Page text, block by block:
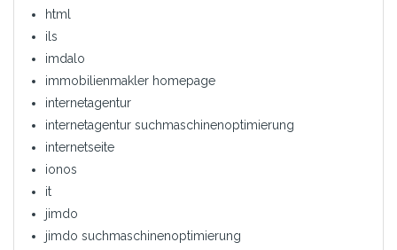
html
ils
imdalo
immobilienmakler homepage
internetagentur
internetagentur suchmaschinenoptimierung
internetseite
ionos
it
jimdo
jimdo suchmaschinenoptimierung